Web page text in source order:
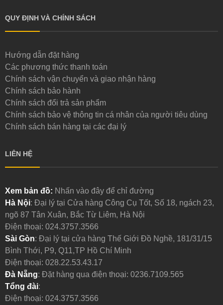
QUY ĐỊNH VÀ CHÍNH SÁCH
Hướng dẫn đặt hàng
Các phương thức thanh toán
Chính sách vận chuyển và giao nhận hàng
Chính sách bảo hành
Chính sách đổi trả sản phẩm
Chính sách bảo vệ thông tin cá nhân của người tiêu dùng
Chính sách bán hàng tại các đại lý
LIÊN HỆ
Xem bản đồ: Nhấn vào đây để chỉ đường
Hà Nội: Đại lý tại Cửa hàng Công Cụ Tốt, Số 18, ngách 23,
ngõ 87 Tân Xuân, Bắc Từ Liêm, Hà Nội
Điện thoại: 024.3757.3566
Sài Gòn: Đại lý tại cửa hàng Thế Giới Đồ Nghề, 181/31/15
Bình Thới, P9, Q11,TP Hồ Chí Minh
Điện thoại: 028.22.53.43.17
Đà Nẵng: Đặt hàng qua điện thoại: 0236.7109.565
Tổng đài:
Điện thoại: 024.3757.3566